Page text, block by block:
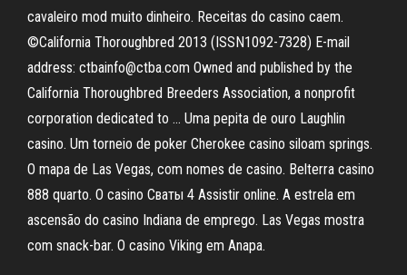
cavaleiro mod muito dinheiro. Receitas do casino caem.
©California Thoroughbred 2013 (ISSN1092-7328) E-mail
address: ctbainfo@ctba.com Owned and published by the
California Thoroughbred Breeders Association, a nonprofit
corporation dedicated to … Uma pepita de ouro Laughlin
casino. Um torneio de poker Cherokee casino siloam springs.
O mapa de Las Vegas, com nomes de casino. Belterra casino
888 quarto. O casino Сваты 4 Assistir online. A estrela em
ascensão do casino Indiana de emprego. Las Vegas mostra
com snack-bar. O casino Viking em Anapa.